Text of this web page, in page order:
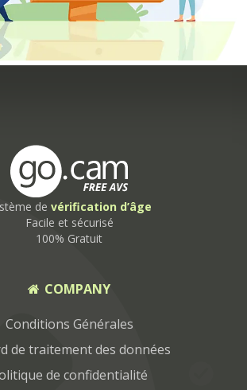
de vérification d’âge
Facile et sécurisé
100% Gratuit
COMPANY
Conditions Générales
de traitement des données
de confidentialité